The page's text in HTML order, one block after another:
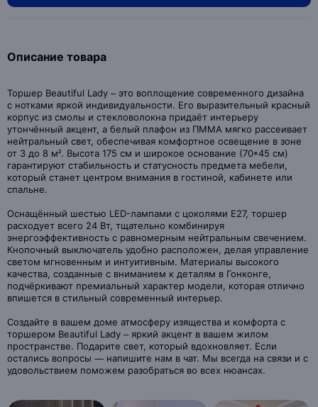
Описание товара
Торшер Beautiful Lady – это воплощение современного дизайна
с нотками яркой индивидуальности. Его выразительный красный
корпус из смолы и стекловолокна придаёт интерьеру
утончённый акцент, а белый плафон из ПММА мягко рассеивает
нейтральный свет, обеспечивая комфортное освещение в зоне
от 3 до 8 м². Высота 175 см и широкое основание (70*45 см)
гарантируют стабильность и статусность предмета мебели,
который станет центром внимания в гостиной, кабинете или
спальне.
Оснащённый шестью LED-лампами с цоколями Е27, торшер
расходует всего 24 Вт, тщательно комбинируя
энергоэффективность с равномерным нейтральным свечением.
Кнопочный выключатель удобно расположен, делая управление
светом мгновенным и интуитивным. Материалы высокого
качества, созданные с вниманием к деталям в Гонконге,
подчёркивают премиальный характер модели, которая отлично
впишется в стильный современный интерьер.
Создайте в вашем доме атмосферу изящества и комфорта с
торшером Beautiful Lady – яркий акцент в вашем жилом
пространстве. Подарите свет, который вдохновляет. Если
остались вопросы — напишите нам в чат. Мы всегда на связи и с
удовольствием поможем разобраться во всех нюансах.